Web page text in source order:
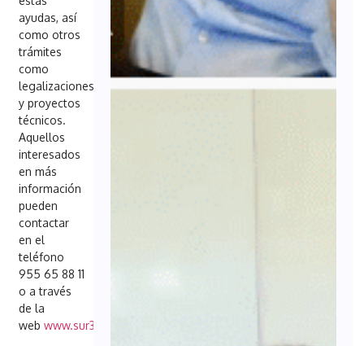
ayudas, así
como otros
trámites
como
legalizaciones
y proyectos
técnicos.
Aquellos
interesados
en más
información
pueden
contactar
en el
teléfono
955 65 88 11
o a través
de la
webwww.sur37.com